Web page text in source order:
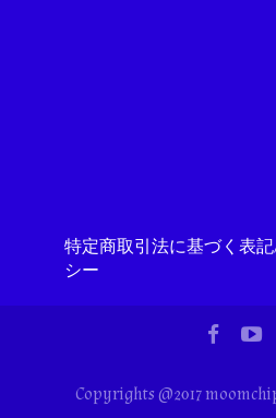
特定商取引法に基づく表
シー
Copyrights @2017